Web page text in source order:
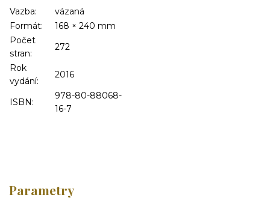
Vazba:
vázaná
Formát:
168 × 240 mm
Počet
stran:
272
Rok
vydání:
2016
ISBN:
978-80-88068-
16-7
Parametry